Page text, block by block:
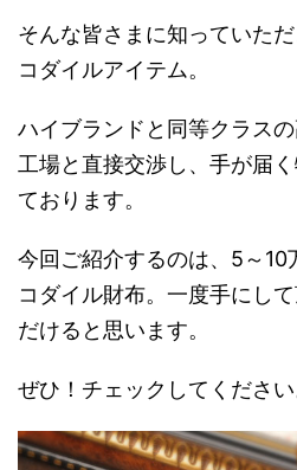
そんな皆さまに知っていた
コダイルアイテム。
ハイブランドと同等クラス
工場と直接交渉し、手が届
ております。
今回ご紹介するのは、5～10
コダイル財布。一度手にし
だけると思います。
ぜひ！チェックしてください